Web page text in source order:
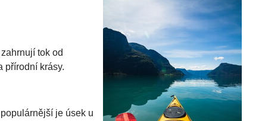
tok od
přírodní krásy.
je úsek u